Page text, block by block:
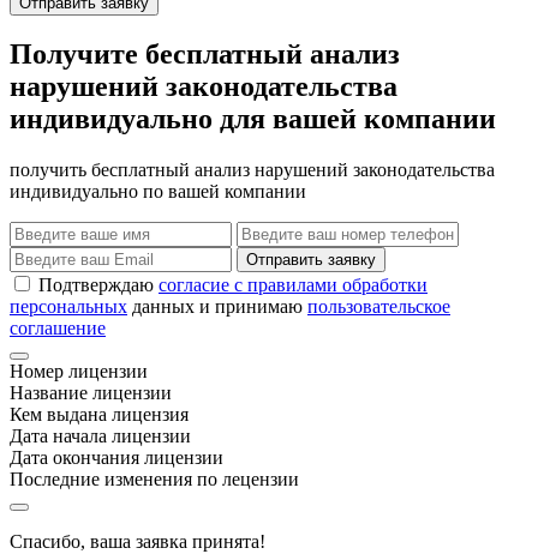
Получите бесплатный анализ
нарушений законодательства
индивидуально для вашей компании
получить бесплатный анализ нарушений законодательства
индивидуально по вашей компании
Отправить заявку
Подтверждаю согласие с правилами обработки
персональных данных и принимаю пользовательское
соглашение
Номер лицензии
Название лицензии
Кем выдана лицензия
Дата начала лицензии
Дата окончания лицензии
Последние изменения по лецензии
Спасибо, ваша заявка принята!